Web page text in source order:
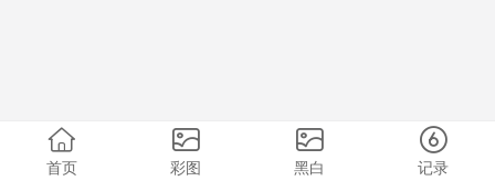
首页 彩图 黑白 记录